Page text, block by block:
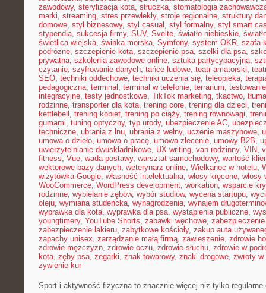
zawodowy, sterylizacja kota, stłuczka, stomatologia
marki, streaming, stres przewlekły, stroje regionalne, struktury
domowe, styl biznesowy, styl casual , styl formalny, styl smart
stypendia, sukcesja firmy, SUV, Svelte, światło niebieskie,
świetlica wiejska, świnka morska, Symfony, system OKR, szafa
podróżne, szczepienie kota, szczepienie psa, szelki dla psa,
prywatna, szkolenia zawodowe online, sztuka partycypacyjna,
czytanie, szyfrowanie danych, tańce ludowe, teatr amatorski,
SEO, techniki oddechowe, techniki uczenia się, teleopieka,
pedagogiczna, terminal , terminal w telefonie, terrarium,
integracyjne, testy jednostkowe, TikTok marketing, tkactwo,
rodzinne, transporter dla kota, trening core, trening dla dzieci,
kettlebell , trening kobiet, trening po ciąży, trening równowagi,
gumami, tuning optyczny, typ urody, ubezpieczenie AC,
techniczne, ubrania z lnu, ubrania z wełny, uczenie maszynowe,
umowa o dzieło, umowa o pracę, umowa zlecenie, umowy B2B,
uwierzytelnianie dwuskładnikowe, UX writing, van rodzinny, VIN,
fitness, Vue, wada postawy, warsztat samochodowy, wartość
wektorowe bazy danych, weterynarz online, Wielkanoc w hotelu,
wizytówka Google, własność intelektualna, włosy kręcone, włosy
WooCommerce, WordPress development, workation, wsparcie
rodzinne, wybielanie zębów, wybór studiów, wycena startupu,
oleju, wymiana studencka, wynagrodzenia, wynajem
wyprawka dla kota, wyprawka dla psa, wystąpienia publiczne,
youngtimery, YouTube Shorts, zabawki węchowe,
zabezpieczenie lakieru, zabytkowe kościoły, zakup auta
zapachy unisex, zarządzanie małą firmą, zawieszenie, zdrowie
zdrowie mężczyzn, zdrowie oczu, zdrowie słuchu, zdrowie w
kota, zęby psa, zegarki, znak towarowy, znaki drogowe, zwroty w
żywienie kur
Sport i aktywność fizyczna to znacznie więcej niż tylko